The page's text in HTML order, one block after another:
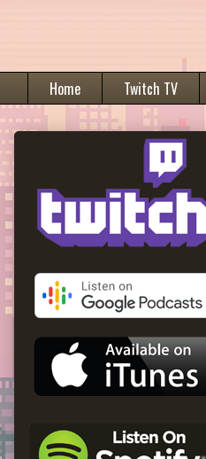
Home Twitch TV